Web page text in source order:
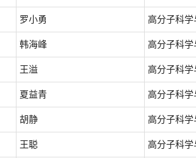
罗小勇 高分子科学
韩海峰 高分子科学
王溢 高分子科学
夏益青 高分子科学
胡静 高分子科学
王聪 高分子科学